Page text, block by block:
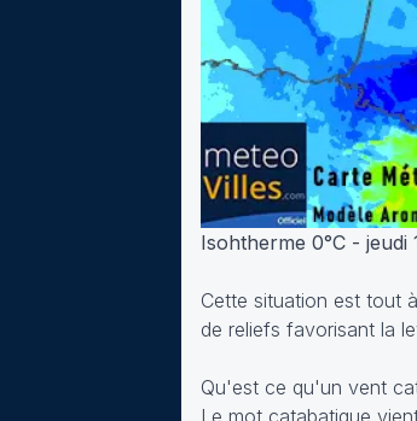
Isohtherme 0°C - jeudi
Cette situation est tout
de reliefs favorisant la
Qu'est ce qu'un vent
Le mot catabatique